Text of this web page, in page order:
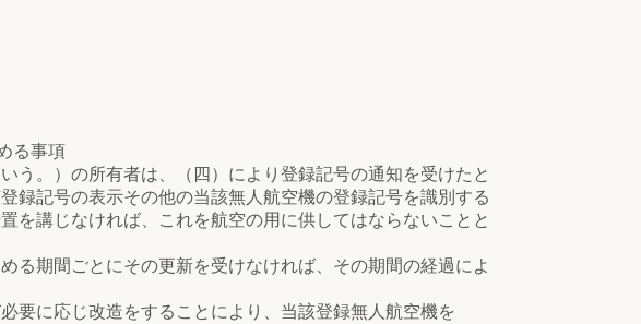
る事項
）の所有者は、（四）により登録記号の通知を受けたと
録記号の表示その他の当該無人航空機の登録記号を識別する
を講じなければ、これを航空の用に供してはならないことと
間ごとにその更新を受けなければ、その期間の経過によ
に応じ改造をすることにより、当該登録無人航空機を